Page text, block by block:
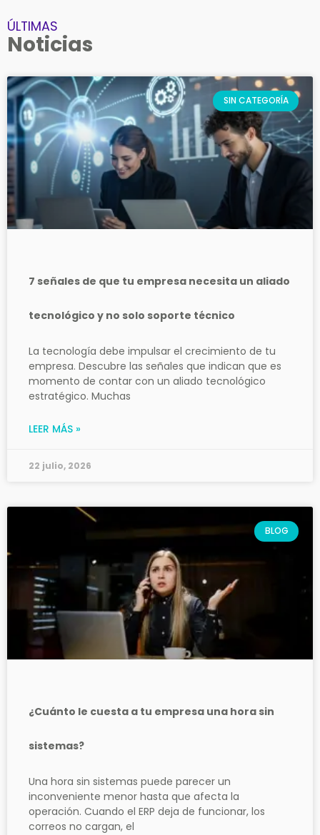
ÚLTIMAS
Noticias
SIN CATEGORÍA
7 señales de que tu empresa necesita un aliado
tecnológico y no solo soporte técnico
La tecnología debe impulsar el crecimiento de tu
empresa. Descubre las señales que indican que es
momento de contar con un aliado tecnológico
estratégico. Muchas
LEER MÁS »
22 julio, 2026
BLOG
¿Cuánto le cuesta a tu empresa una hora sin
sistemas?
Una hora sin sistemas puede parecer un
inconveniente menor hasta que afecta la
operación. Cuando el ERP deja de funcionar, los
correos no cargan, el